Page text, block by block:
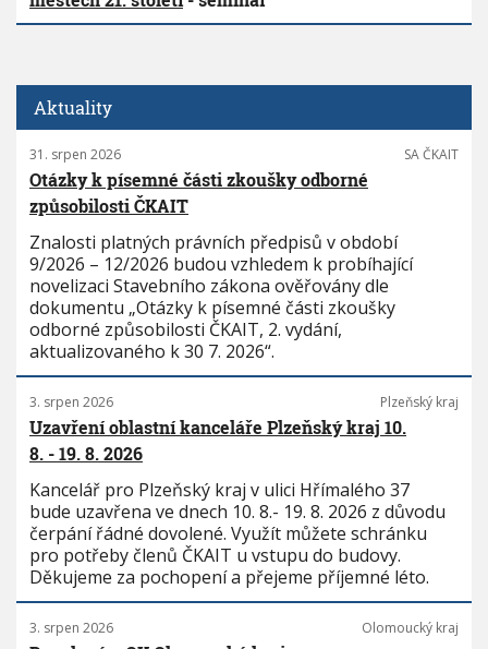
Aktuality
31. srpen 2026 SA ČKAIT
Otázky k písemné části zkoušky odborné
způsobilosti ČKAIT
Znalosti platných právních předpisů v období
9/2026 – 12/2026 budou vzhledem k probíhající
novelizaci Stavebního zákona ověřovány dle
dokumentu „Otázky k písemné části zkoušky
odborné způsobilosti ČKAIT, 2. vydání,
aktualizovaného k 30 7. 2026“.
3. srpen 2026 Plzeňský kraj
Uzavření oblastní kanceláře Plzeňský kraj 10.
8. - 19. 8. 2026
Kancelář pro Plzeňský kraj v ulici Hřímalého 37
bude uzavřena ve dnech 10. 8.- 19. 8. 2026 z důvodu
čerpání řádné dovolené. Využít můžete schránku
pro potřeby členů ČKAIT u vstupu do budovy.
Děkujeme za pochopení a přejeme příjemné léto.
3. srpen 2026 Olomoucký kraj